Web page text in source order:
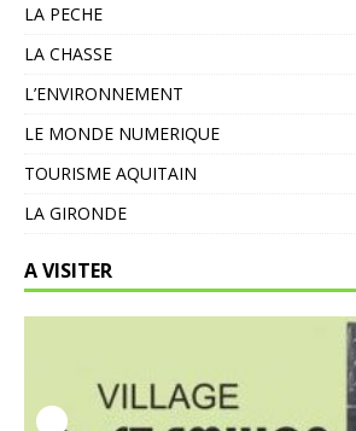
LA PECHE
LA CHASSE
L’ENVIRONNEMENT
LE MONDE NUMERIQUE
TOURISME AQUITAIN
LA GIRONDE
A VISITER